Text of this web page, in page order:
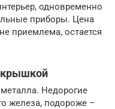
одновременно
приборы. Цена
приемлема, остается
крышкой
Недорогие
железа, подороже –